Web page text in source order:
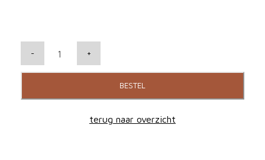
-
&
7
+
BESTEL
terug naar overzicht